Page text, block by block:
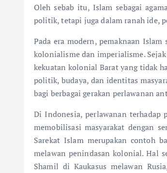
Oleh sebab itu, Islam sebagai
politik, tetapi juga dalam ranah ide,
Pada era modern, pemaknaan
kolonialisme dan imperialisme.
kekuatan kolonial Barat yang tidak
politik, budaya, dan identitas
bagi berbagai gerakan perlawanan
Di Indonesia, perlawanan
memobilisasi masyarakat dengan
Sarekat Islam merupakan contoh
melawan penindasan kolonial. Hal
Shamil di Kaukasus melawan